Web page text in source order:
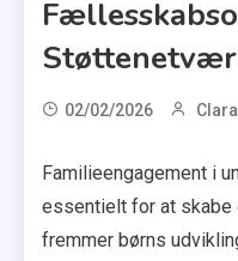
02/02/2026
Familieengagement i
essentielt for at skabe
fremmer børns